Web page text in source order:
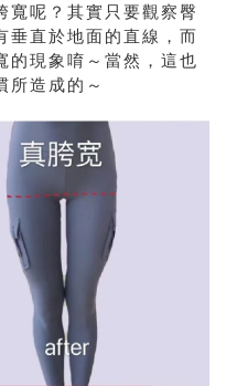
寬呢？其實只要觀察臀
垂直於地面的直線，而
的現象唷～當然，這也
所造成的～